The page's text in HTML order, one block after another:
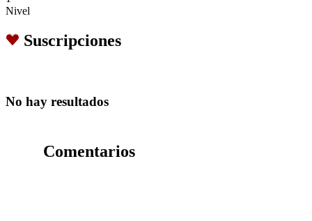
Nivel
Suscripciones
No hay resultados
Comentarios